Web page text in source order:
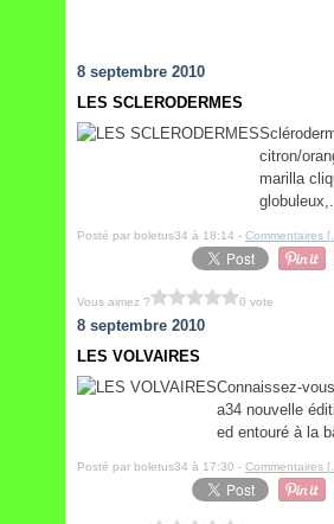
8 septembre 2010
LES SCLERODERMES
citron/
marilla
Posté par boletus34 à 18:14 - Commentaires [
Vous aimez ? 0 vote
8 septembre 2010
LES VOLVAIRES
Connaissez-
a34 nouvelle
ed entouré à la
Posté par boletus34 à 17:30 - Commentaires [